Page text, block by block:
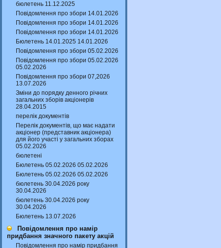
бюлетень 11.12.2025
Повідомлення про збори 14.01.2026
Повідомлення про збори 14.01.2026
Повідомлення про збори 14.01.2026
Бюлетень 14.01.2025 14.01.2026
Повідомлення про збори 05.02.2026
Повідомлення про збори 05.02.2026
05.02.2026
Повідомлення про збори 07,2026
13.07.2026
Зміни до порядку денного річних
загальних зборів акціонерів
28.04.2015
перелік документів
Перелік документів, що має надати
акціонер (представник акціонера)
для його участі у загальних зборах
05.02.2026
бюлетені
Бюлетень 05.02.2026 05.02.2026
Бюлетень 05.02.2026 05.02.2026
бюлетень 30.04.2026 року
30.04.2026
бюлетень 30.04.2026 року
30.04.2026
Бюлетень 13.07.2026
Повідомлення про намір
придбання значного пакету акцій
Повідомлення про намір придбання